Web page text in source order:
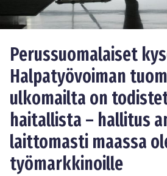
Perussuomalaiset
Halpatyövoiman
ulkomailta on
haitallista – hallitus
laittomasti maassa
työmarkkinoille